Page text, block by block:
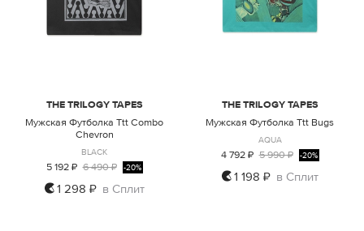
M L XL
THE TRILOGY TAPES
Мужская Футболка Ttt Combo
Chevron
BLACK
5 192 ₽ 6 490 ₽ -20%
1 298 ₽ в Сплит
THE TRILOGY TAPES
Мужская Футболка Ttt Bugs
AQUA
4 792 ₽ 5 990 ₽ -20%
1 198 ₽ в Сплит